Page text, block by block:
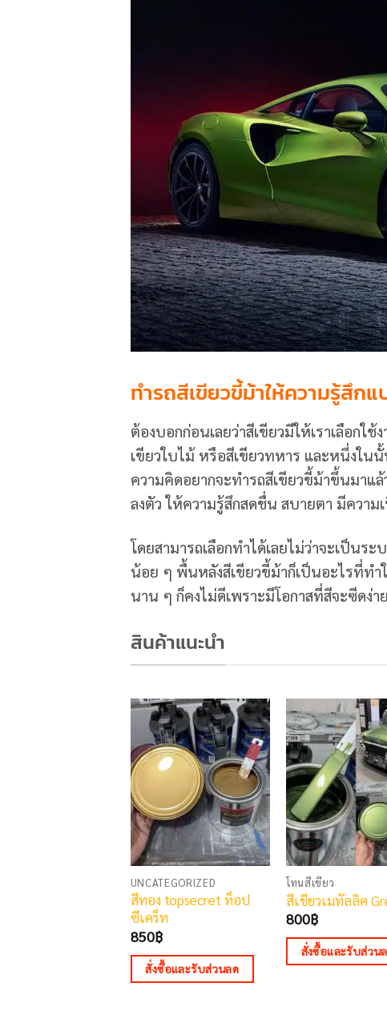
ทำรถสีเขียวขี้ม้าให้ความรู้สึก
ต้องบอกก่อนเลยว่าสีเขียวมีให้เราเลือกใ
เขียวใบไม้ หรือสีเขียวทหาร และหนึ่งใน
ความคิดอยากจะทำรถสีเขียวขี้ม้าขึ้นมาแ
ลงตัว ให้ความรู้สึกสดชื่น สบายตา มีควา
โดยสามารถเลือกทำได้เลยไม่ว่าจะเป็น
น้อย ๆ พื้นหลังสีเขียวขี้ม้าก็เป็นอะไรที่ท
นาน ๆ ก็คงไม่ดีเพราะมีโอกาสที่สีจะซีดง่าย
สินค้าแนะนำ
UNCATEGORIZED
สีทอง topsecret ท็อป
ซีเคร็ท
850฿
สั่งซื้อและรับส่วนลด
โทนสีเขียว
สีเขียวเมทัลลิค
800฿
สั่งซื้อและรับส่วน